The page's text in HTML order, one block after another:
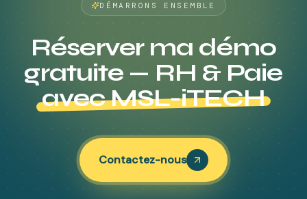
DÉMARRONS ENSEMBLE
Réserver ma démo
gratuite — RH & Paie
avec MSL-iTECH
Contactez-nous